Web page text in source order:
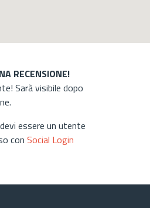
RECENSIONE!
Sarà visibile dopo
essere un utente
con Social Login